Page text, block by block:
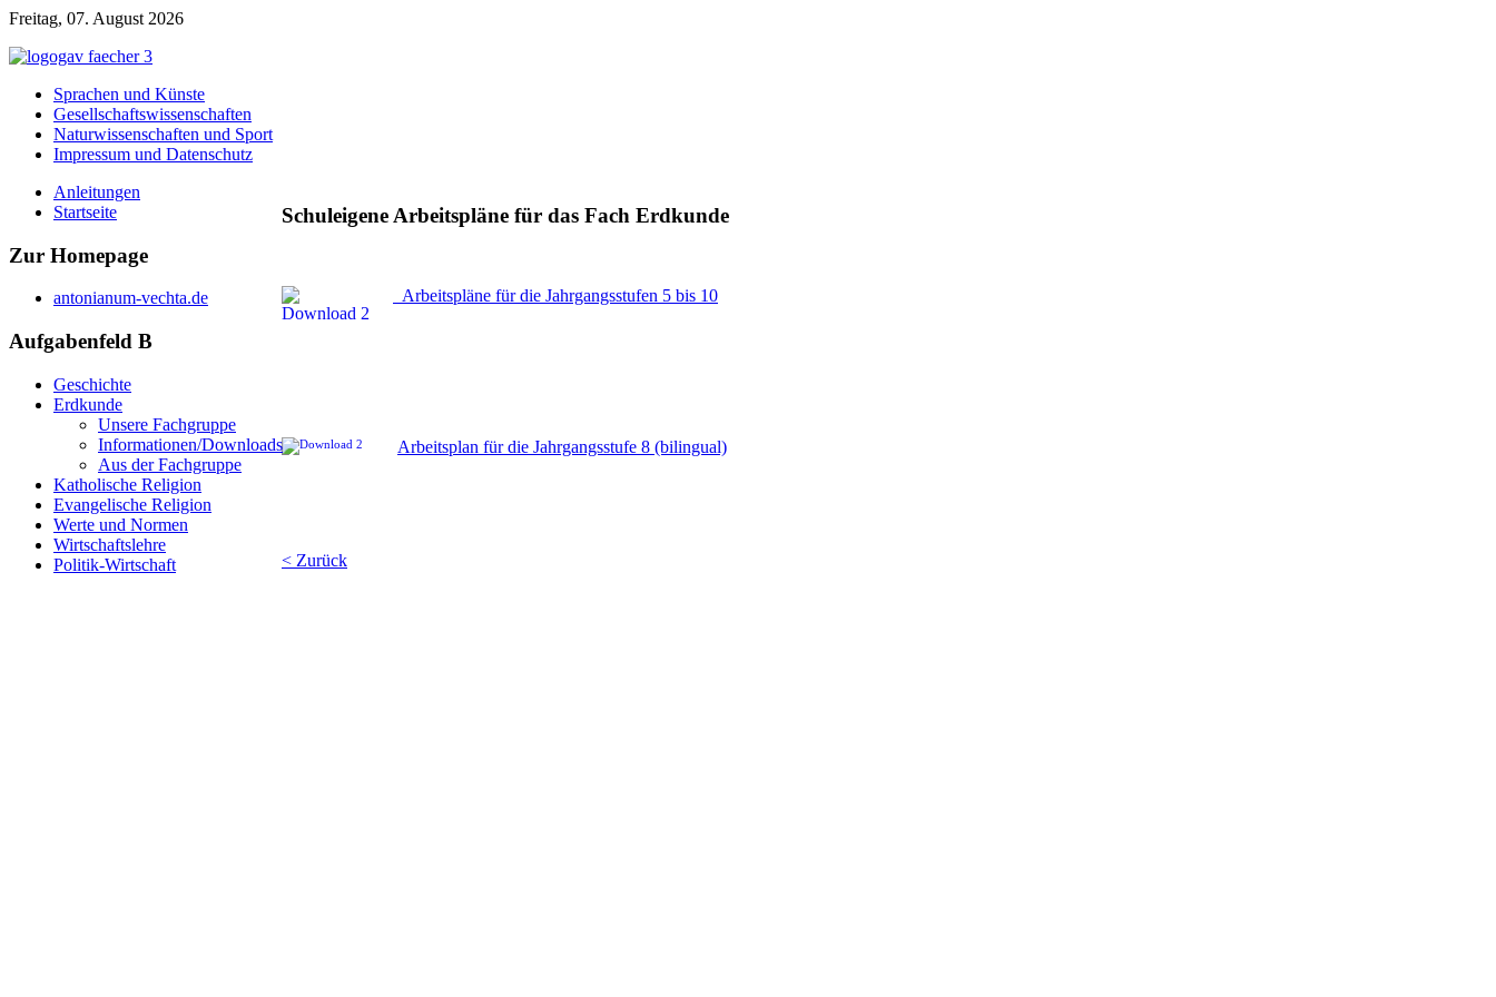
Freitag, 07. August 2026
Sprachen und Künste
Gesellschaftswissenschaften
Naturwissenschaften und Sport
Impressum und Datenschutz
Schuleigene Arbeitspläne für das Fach Erdkunde
Arbeitspläne für die Jahrgangsstufen 5 bis 10
Arbeitsplan für die Jahrgangsstufe 8 (bilingual)
< Zurück
Anleitungen
Startseite
Zur Homepage
antonianum-vechta.de
Aufgabenfeld B
Geschichte
Erdkunde
Unsere Fachgruppe
Informationen/Downloads
Aus der Fachgruppe
Katholische Religion
Evangelische Religion
Werte und Normen
Wirtschaftslehre
Politik-Wirtschaft